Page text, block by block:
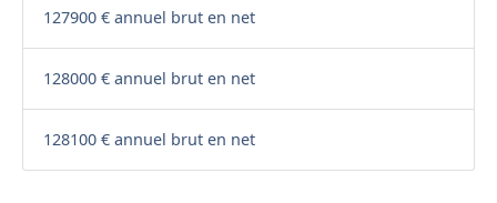
127900 € annuel brut en net
128000 € annuel brut en net
128100 € annuel brut en net